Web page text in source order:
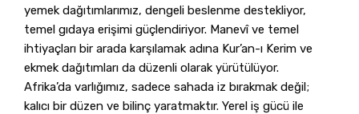
yemek dağıtımlarımız, dengeli beslenme destekliyor,
temel gıdaya erişimi güçlendiriyor. Manevî ve temel
ihtiyaçları bir arada karşılamak adına Kur’an-ı Kerim ve
ekmek dağıtımları da düzenli olarak yürütülüyor.
Afrika’da varlığımız, sadece sahada iz bırakmak değil;
kalıcı bir düzen ve bilinç yaratmaktır. Yerel iş gücü ile